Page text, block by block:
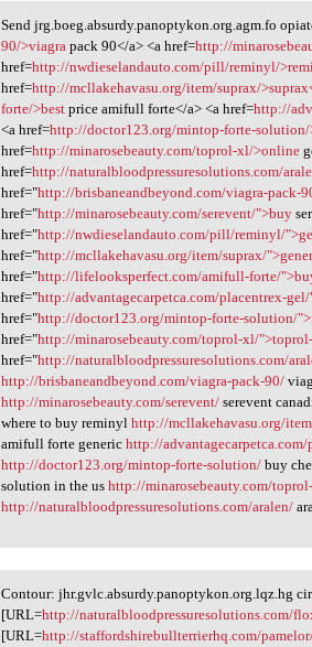
Send jrg.boeg.absurdy
Send jrg.boeg.absurdy.panoptykon.org.agm.fo
90/>viagra pack 90</a> <a href=http://
href=http://nwdieselandauto.com/pill/reminyl/
href=http://mcllakehavasu.org/item/suprax/
forte/>best price amifull forte</a> <a href=http://
<a href=http://doctor123.org/mintop-forte-
href=http://minarosebeauty.com/toprol-xl/>online
href=http://naturalbloodpressuresolutions.com/
href="http://brisbaneandbeyond.com/viagra-pack-
href="http://minarosebeauty.com/serevent/">buy
href="http://nwdieselandauto.com/pill/reminyl/
href="http://mcllakehavasu.org/item/suprax/
href="http://lifelooksperfect.com/amifull-forte/
href="http://advantagecarpetca.com/placentrex-
href="http://doctor123.org/mintop-forte-solution/
href="http://minarosebeauty.com/toprol-xl/
href="http://naturalbloodpressuresolutions.com/
http://brisbaneandbeyond.com/viagra-pack-90/
http://minarosebeauty.com/serevent/ serevent
where to buy reminylhttp://mcllakehavasu.org/
amifull forte generichttp://
http://doctor123.org/mintop-forte-solution/ buy
solution in the ushttp://minarosebeauty.com/
http://naturalbloodpressuresolutions.com/aralen/
Contour: jhr.gvlc.absurdy
Contour: jhr.gvlc.absurdy.panoptykon.org.lqz.hg
[URL=http://naturalbloodpressuresolutions.com/
[URL=http://staffordshirebullterrierhq.com/